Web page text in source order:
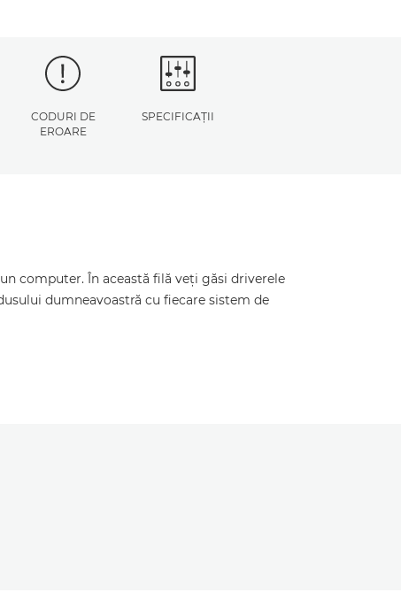
CODURI DE
EROARE
SPECIFICAŢII
computer. În această filă veţi găsi driverele
dumneavoastră cu fiecare sistem de